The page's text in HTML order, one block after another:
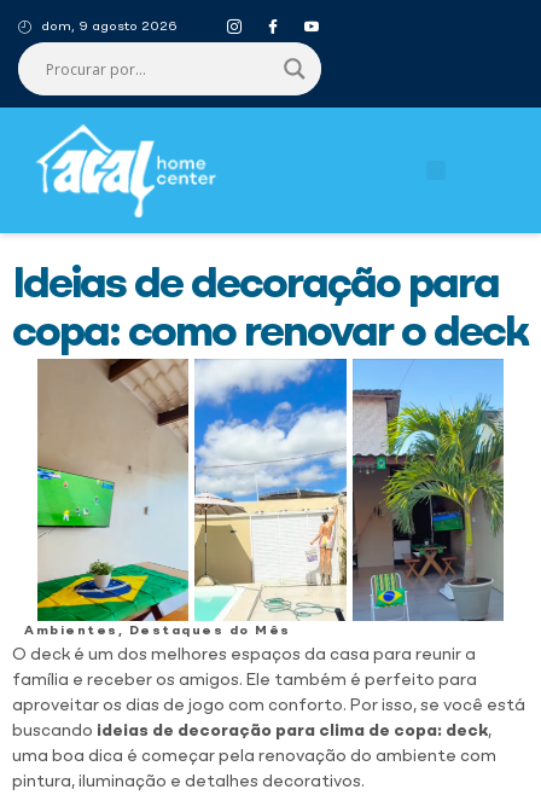
dom, 9 agosto 2026
Ideias de decoração para
copa: como renovar o deck
Ambientes , Destaques do Mês
O deck é um dos melhores espaços da casa para reunir a
família e receber os amigos. Ele também é perfeito para
aproveitar os dias de jogo com conforto. Por isso, se você está
buscando ideias de decoração para clima de copa: deck,
uma boa dica é começar pela renovação do ambiente com
pintura, iluminação e detalhes decorativos.